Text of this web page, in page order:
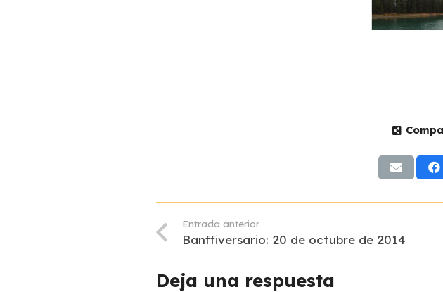
Entrada anterior
Banffiversario: 20 de octubre de 2014
Deja una respuesta